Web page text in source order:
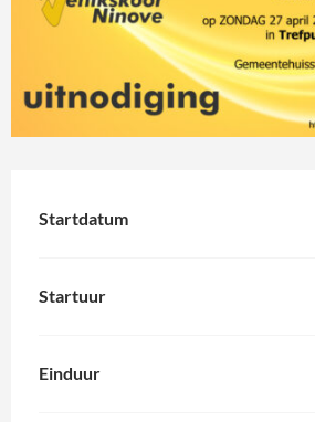
Startdatum
Startuur
Einduur